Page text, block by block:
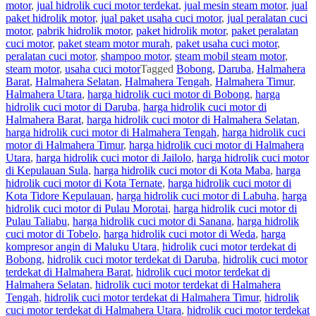
motor, jual hidrolik cuci motor terdekat, jual mesin steam motor, jual
paket hidrolik motor, jual paket usaha cuci motor, jual peralatan cuci
motor, pabrik hidrolik motor, paket hidrolik motor, paket peralatan
cuci motor, paket steam motor murah, paket usaha cuci motor,
peralatan cuci motor, shampoo motor, steam mobil steam motor,
steam motor, usaha cuci motorTagged Bobong, Daruba, Halmahera
Barat, Halmahera Selatan, Halmahera Tengah, Halmahera Timur,
Halmahera Utara, harga hidrolik cuci motor di Bobong, harga
hidrolik cuci motor di Daruba, harga hidrolik cuci motor di
Halmahera Barat, harga hidrolik cuci motor di Halmahera Selatan,
harga hidrolik cuci motor di Halmahera Tengah, harga hidrolik cuci
motor di Halmahera Timur, harga hidrolik cuci motor di Halmahera
Utara, harga hidrolik cuci motor di Jailolo, harga hidrolik cuci motor
di Kepulauan Sula, harga hidrolik cuci motor di Kota Maba, harga
hidrolik cuci motor di Kota Ternate, harga hidrolik cuci motor di
Kota Tidore Kepulauan, harga hidrolik cuci motor di Labuha, harga
hidrolik cuci motor di Pulau Morotai, harga hidrolik cuci motor di
Pulau Taliabu, harga hidrolik cuci motor di Sanana, harga hidrolik
cuci motor di Tobelo, harga hidrolik cuci motor di Weda, harga
kompresor angin di Maluku Utara, hidrolik cuci motor terdekat di
Bobong, hidrolik cuci motor terdekat di Daruba, hidrolik cuci motor
terdekat di Halmahera Barat, hidrolik cuci motor terdekat di
Halmahera Selatan, hidrolik cuci motor terdekat di Halmahera
Tengah, hidrolik cuci motor terdekat di Halmahera Timur, hidrolik
cuci motor terdekat di Halmahera Utara, hidrolik cuci motor terdekat